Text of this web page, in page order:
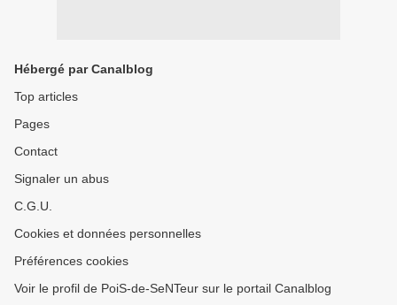
Hébergé par Canalblog
Top articles
Pages
Contact
Signaler un abus
C.G.U.
Cookies et données personnelles
Préférences cookies
Voir le profil de PoiS-de-SeNTeur sur le portail Canalblog